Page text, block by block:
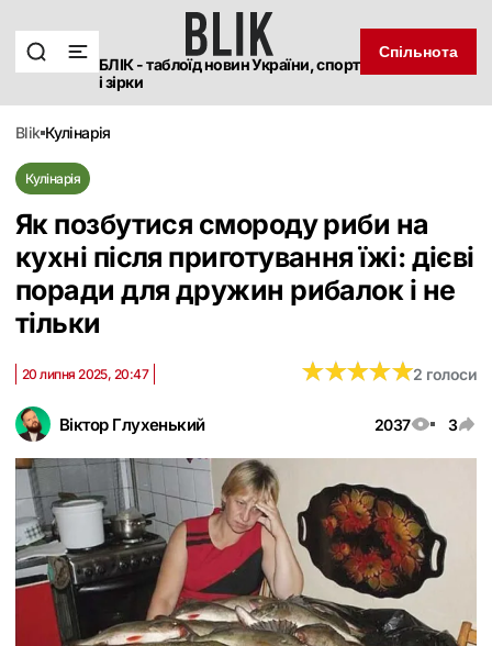
БЛІК - таблоїд новин України, спорт
і зірки
Спільнота
blik кулінарія
Кулінарія
Як позбутися смороду риби на
кухні після приготування їжі: дієві
поради для дружин рибалок і не
тільки
Віктор Глухенький 2037 3
20 липня 2025, 20:47 ★★★★★
★★★★★2 голоси